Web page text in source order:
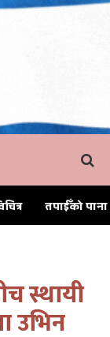
तपाईँको पाना
स्थायी
उभिन